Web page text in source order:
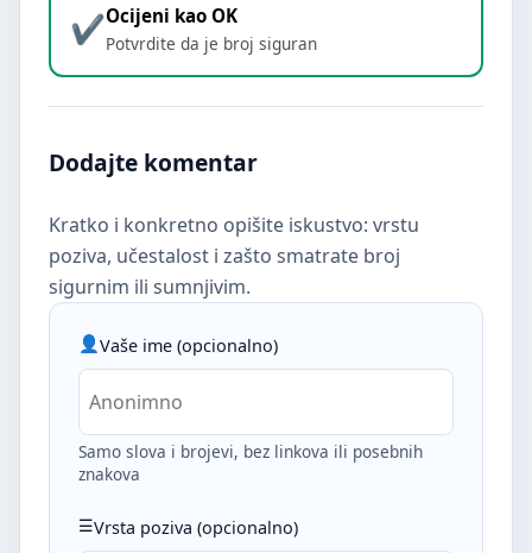
Ocijeni kao OK
Potvrdite da je broj siguran
Dodajte komentar
Kratko i konkretno opišite iskustvo: vrstu
poziva, učestalost i zašto smatrate broj
sigurnim ili sumnjivim.
Vaše ime (opcionalno)
Samo slova i brojevi, bez linkova ili posebnih
znakova
Vrsta poziva (opcionalno)